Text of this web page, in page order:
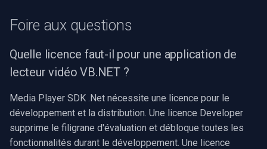
Foire aux questions
Quelle licence faut-il pour une application de
lecteur vidéo VB.NET ?
Media Player SDK .Net nécessite une licence pour le
développement et la distribution. Une licence Developer
supprime le filigrane d'évaluation et débloque toutes les
fonctionnalités durant le développement. Une licence